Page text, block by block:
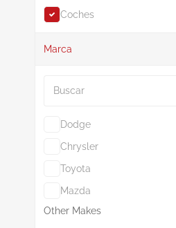
Coches
Marca
Dodge
Chrysler
Toyota
Mazda
Other Makes